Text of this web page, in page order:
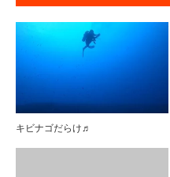
キビナゴだらけ♬